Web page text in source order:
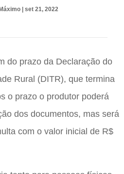
| set 21, 2022
do prazo da Declaração do
Rural (DITR), que termina
o prazo o produtor poderá
dos documentos, mas será
com o valor inicial de R$